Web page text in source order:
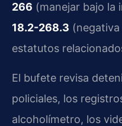
266 (manejar bajo la
18.2-268.3
estatutos
El bufete revisa
policiales, los
alcoholímetro, los